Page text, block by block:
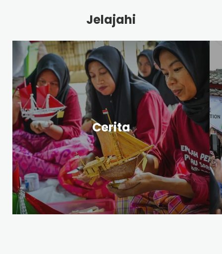
Jelajahi
Publikasi Cerita